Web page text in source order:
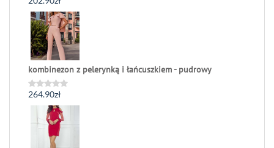
Oceniono
0
na
5
kombinezon z pelerynką i łańcuszkiem - pudrowy
Oceniono
264.90zł